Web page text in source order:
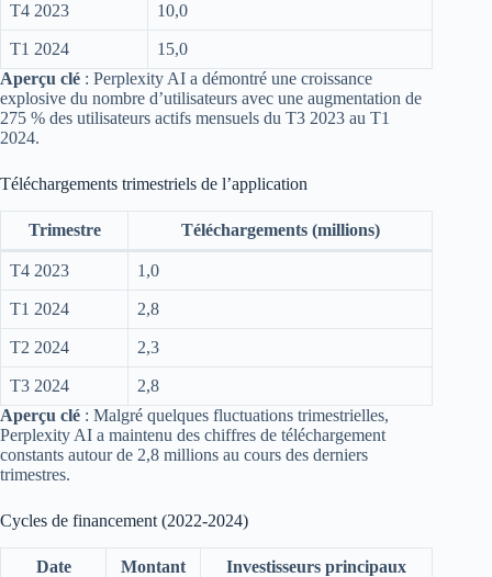
T4 2023 10,0
T1 2024
15,0
Aperçu clé : Perplexity AI a démontré une croissance
explosive du nombre d’utilisateurs avec une augmentation de
275 % des utilisateurs actifs mensuels du T3 2023 au T1
2024.
Téléchargements trimestriels de l’application
Trimestre Téléchargements (millions)
T4 2023 1,0
T1 2024 2,8
T2 2024 2,3
T3 2024
2,8
Aperçu clé : Malgré quelques fluctuations trimestrielles,
Perplexity AI a maintenu des chiffres de téléchargement
constants autour de 2,8 millions au cours des derniers
trimestres.
Cycles de financement (2022-2024)
Date Montant Investisseurs principaux